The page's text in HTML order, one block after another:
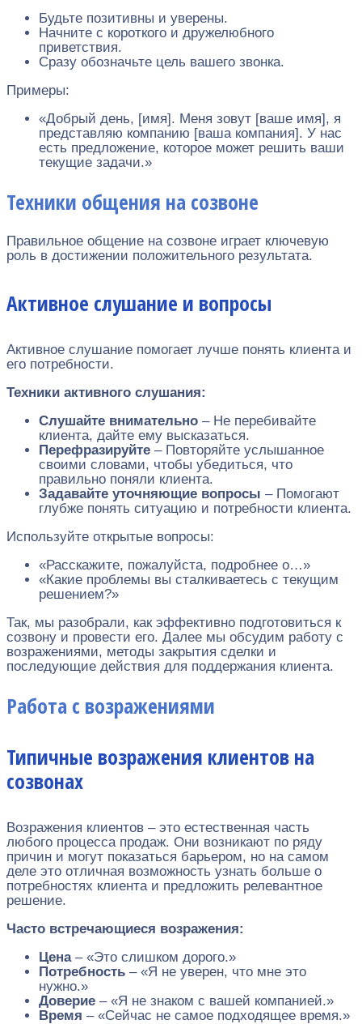
Будьте позитивны и уверены.
Начните с короткого и дружелюбного
приветствия.
Сразу обозначьте цель вашего звонка.
Примеры:
«Добрый день, [имя]. Меня зовут [ваше имя], я
представляю компанию [ваша компания]. У нас
есть предложение, которое может решить ваши
текущие задачи.»
Техники общения на созвоне
Правильное общение на созвоне играет ключевую
роль в достижении положительного результата.
Активное слушание и вопросы
Активное слушание помогает лучше понять клиента и
его потребности.
Техники активного слушания:
Слушайте внимательно – Не перебивайте
клиента, дайте ему высказаться.
Перефразируйте – Повторяйте услышанное
своими словами, чтобы убедиться, что
правильно поняли клиента.
Задавайте уточняющие вопросы – Помогают
глубже понять ситуацию и потребности клиента.
Используйте открытые вопросы:
«Расскажите, пожалуйста, подробнее о…»
«Какие проблемы вы сталкиваетесь с текущим
решением?»
Так, мы разобрали, как эффективно подготовиться к
созвону и провести его. Далее мы обсудим работу с
возражениями, методы закрытия сделки и
последующие действия для поддержания клиента.
Работа с возражениями
Типичные возражения клиентов на
созвонах
Возражения клиентов – это естественная часть
любого процесса продаж. Они возникают по ряду
причин и могут показаться барьером, но на самом
деле это отличная возможность узнать больше о
потребностях клиента и предложить релевантное
решение.
Часто встречающиеся возражения:
Цена– «Это слишком дорого.»
Потребность – «Я не уверен, что мне это
нужно.»
Доверие – «Я не знаком с вашей компанией.»
Время – «Сейчас не самое подходящее время.»